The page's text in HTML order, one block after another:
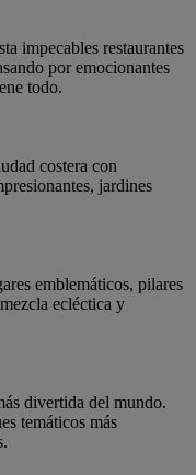
impecables restaurantes
por emocionantes
todo.
costera con
jardines
emblemáticos, pilares
ecléctica y
divertida del mundo.
temáticos más